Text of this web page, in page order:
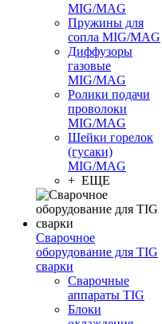
MIG/MAG
Пружины для
сопла MIG/MAG
Диффузоры
газовые
MIG/MAG
Ролики подачи
проволоки
MIG/MAG
Шейки горелок
(гусаки)
MIG/MAG
+ ЕЩЕ
Сварочное
оборудование для TIG
сварки
Сварочные
аппараты TIG
Блоки